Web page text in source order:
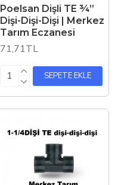
Poelsan Dişli TE ¾”
Dişi-Dişi-Dişi | Merkez
Tarım Eczanesi
71,71TL
SEPETE EKLE